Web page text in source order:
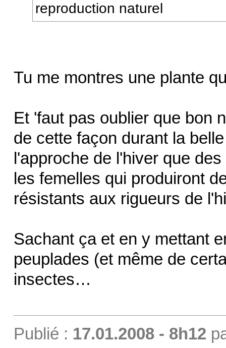
reproduction naturel
Tu me montres une plante
Et 'faut pas oublier que bon
de cette façon durant la
l'approche de l'hiver que
les femelles qui produiront
résistants aux rigueurs de
Sachant ça et en y mettant
peuplades (et même de
insectes…
Publié : 17.01.2008 - 8h12